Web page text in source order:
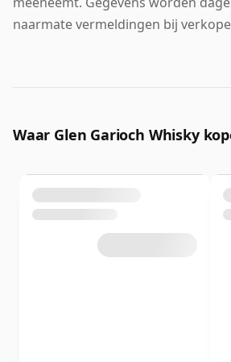
naarmate vermeldingen bij
Waar Glen Garioch Whisky